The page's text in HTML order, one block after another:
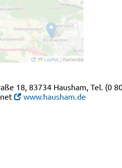
18, 83734 Hausham, Tel. (0
www.hausham.de